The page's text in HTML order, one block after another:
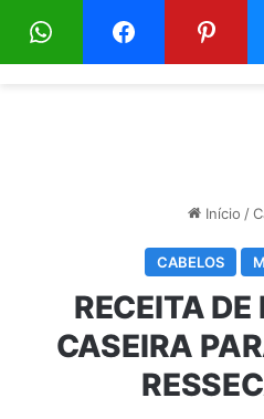
Menu
Início /
CABELOS
RECEITA
CASEIRA